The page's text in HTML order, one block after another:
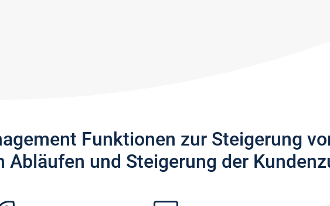
Funktionen zur Steigerung
Abläufen und Steigerung der